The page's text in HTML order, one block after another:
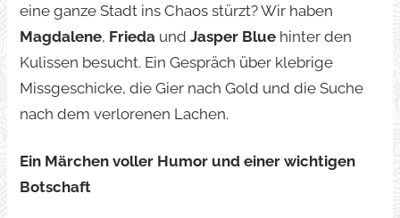
eine ganze Stadt ins Chaos stürzt? Wir haben
Magdalene, Friedaund Jasper Bluehinter den
Kulissen besucht. Ein Gespräch über klebrige
Missgeschicke, die Gier nach Gold und die Suche
nach dem verlorenen Lachen.
Ein Märchen voller Humor und einer wichtigen
Botschaft